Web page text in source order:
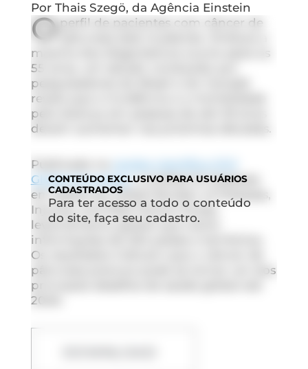
Por Thais Szegö, da Agência Einstein
O perfil de pacientes com câncer de
maioria dos diagnósticos ocorra após os
55 anos, um estudo conduzido por
pesquisadores do Brasil e do Canadá
revela que a incidência e a mortalidade
pela doença em pessoas de até 49 anos
devem aumentar nas próximas décadas.
Publicada na
Global Oncology, a análise foi baseada
em dados doGlobal Burden of Diseases,
Injuries, and Risk Factors Study,
levantamento global que reúne
informações de 204 países e territórios.
Os resultados indicam que o câncer de
pâncreas precoce pode se tornar um dos
principais desafios de saúde global até
2040.
CONTEÚDO EXCLUSIVO PARA USUÁRIOS
CADASTRADOS
Para ter acesso a todo o conteúdo
do site, faça seu cadastro.